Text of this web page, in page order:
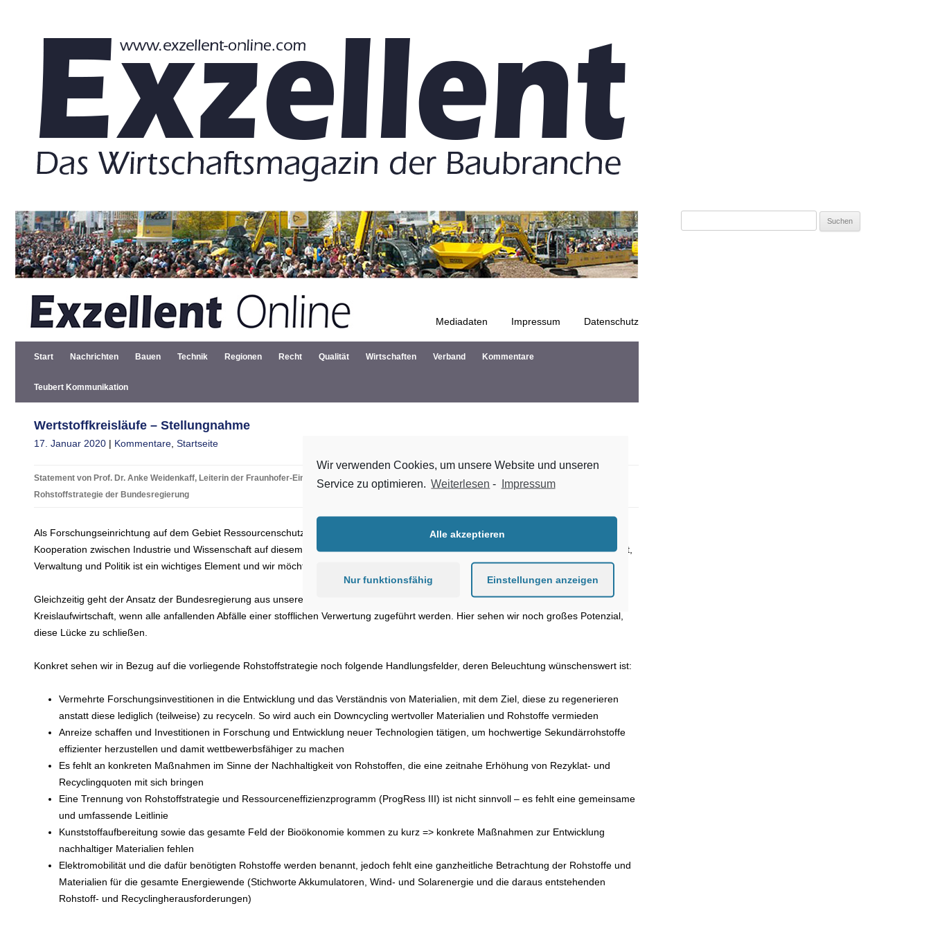
Mediadaten Impressum Datenschutz
Zum Inhalt springen
Start Nachrichten Bauen Technik Regionen Recht Qualität Wirtschaften Verband Kommentare
Teubert Kommunikation
Wertstoffkreisläufe – Stellungnahme
17. Januar 2020 | Kommentare Startseite
Statement von Prof. Dr. Anke Weidenkaff, Leiterin der Fraunhofer-Einrichtung für Wertstoffkreisläufe und Ressourcenstrategie IWKS, zur neuen
Rohstoffstrategie der Bundesregierung
Als Forschungseinrichtung auf dem Gebiet Ressourcenschutz und -effizienz begrüßen wir die Zusage der Bundesregierung, die
Kooperation zwischen Industrie und Wissenschaft auf diesem Gebiet weiterhin zu fördern. Der Dialog zwischen Wirtschaft, Wissenschaft,
Verwaltung und Politik ist ein wichtiges Element und wir möchten uns hier auch weiterhin einbringen.
Gleichzeitig geht der Ansatz der Bundesregierung aus unserer Sicht nicht weit genug: Eine Kreislaufwirtschaft ist nur dann eine
Kreislaufwirtschaft, wenn alle anfallenden Abfälle einer stofflichen Verwertung zugeführt werden. Hier sehen wir noch großes Potenzial,
diese Lücke zu schließen.
Konkret sehen wir in Bezug auf die vorliegende Rohstoffstrategie noch folgende Handlungsfelder, deren Beleuchtung wünschenswert ist:
Vermehrte Forschungsinvestitionen in die Entwicklung und das Verständnis von Materialien, mit dem Ziel, diese zu regenerieren
anstatt diese lediglich (teilweise) zu recyceln. So wird auch ein Downcycling wertvoller Materialien und Rohstoffe vermieden
Anreize schaffen und Investitionen in Forschung und Entwicklung neuer Technologien tätigen, um hochwertige Sekundärrohstoffe
effizienter herzustellen und damit wettbewerbsfähiger zu machen
Es fehlt an konkreten Maßnahmen im Sinne der Nachhaltigkeit von Rohstoffen, die eine zeitnahe Erhöhung von Rezyklat- und
Recyclingquoten mit sich bringen
Eine Trennung von Rohstoffstrategie und Ressourceneffizienzprogramm (ProgRess III) ist nicht sinnvoll – es fehlt eine gemeinsame
und umfassende Leitlinie
Kunststoffaufbereitung sowie das gesamte Feld der Bioökonomie kommen zu kurz => konkrete Maßnahmen zur Entwicklung
nachhaltiger Materialien fehlen
Elektromobilität und die dafür benötigten Rohstoffe werden benannt, jedoch fehlt eine ganzheitliche Betrachtung der Rohstoffe und
Materialien für die gesamte Energiewende (Stichworte Akkumulatoren, Wind- und Solarenergie und die daraus entstehenden
Rohstoff- und Recyclingherausforderungen)
Wir verwenden Cookies, um unsere Website und unseren
Service zu optimieren. Weiterlesen - Impressum
Alle akzeptieren
Nur funktionsfähig Einstellungen anzeigen